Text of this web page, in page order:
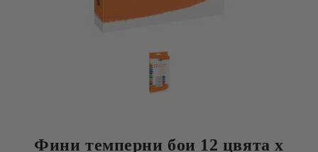
Фини темперни бои 12 цвята x